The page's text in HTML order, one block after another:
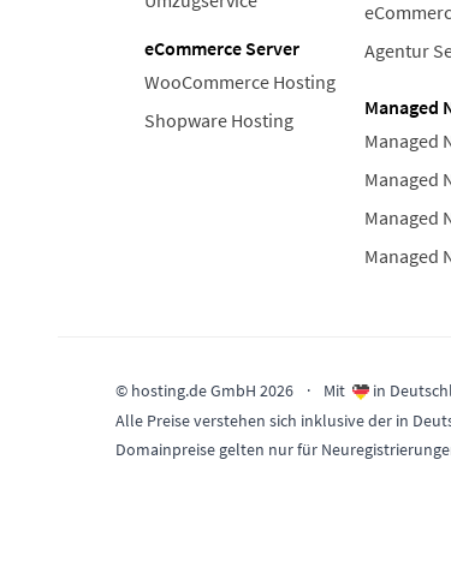
eCommerce Server
WooCommerce Hosting
Shopware Hosting
Agentur
Managed
Managed
Managed
Managed
Managed
© hosting.de GmbH 2026 · Mit
in
Alle Preise verstehen sich inklusive der in
Domainpreise gelten nur für